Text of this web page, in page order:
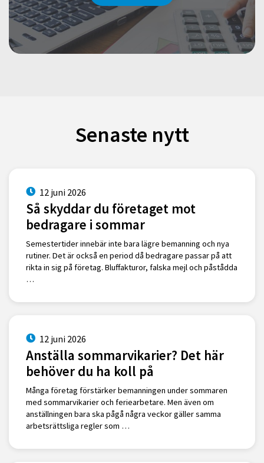
Senaste nytt
12 juni 2026
Så skyddar du företaget mot
bedragare i sommar
Semestertider innebär inte bara lägre bemanning och nya
rutiner. Det är också en period då bedragare passar på att
rikta in sig på företag. Bluffakturor, falska mejl och påstådda
…
12 juni 2026
Anställa sommarvikarier? Det här
behöver du ha koll på
Många företag förstärker bemanningen under sommaren
med sommarvikarier och feriearbetare. Men även om
anställningen bara ska pågå några veckor gäller samma
arbetsrättsliga regler som …